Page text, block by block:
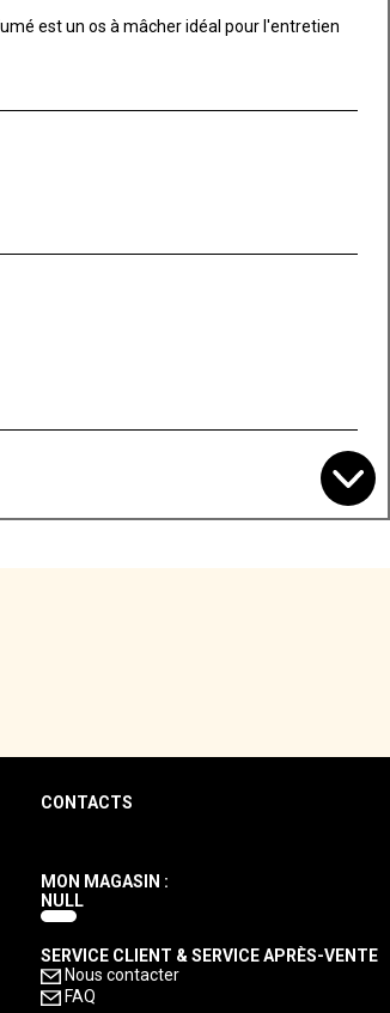
est un os à mâcher idéal pour l'entretien
CONTACTS
MON MAGASIN :
NULL
SERVICE CLIENT & SERVICE APRÈS-VENTE
Nous contacter
FAQ